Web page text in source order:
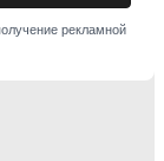
рекламной